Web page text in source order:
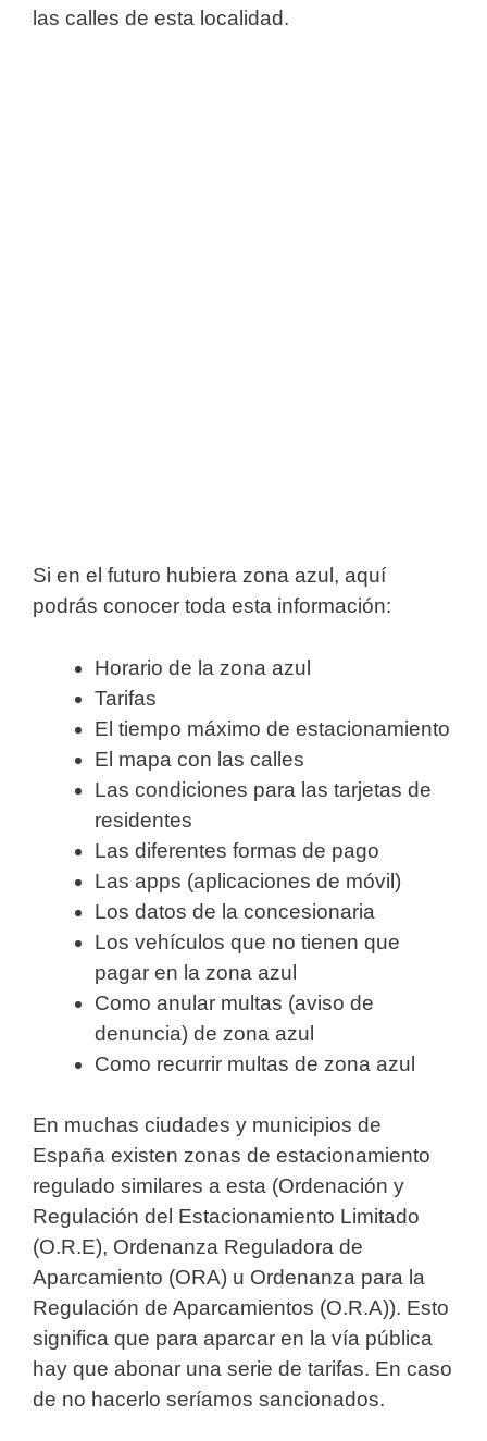
las calles de esta localidad.
Si en el futuro hubiera zona azul, aquí
podrás conocer toda esta información:
Horario de la zona azul
Tarifas
El tiempo máximo de estacionamiento
El mapa con las calles
Las condiciones para las tarjetas de
residentes
Las diferentes formas de pago
Las apps (aplicaciones de móvil)
Los datos de la concesionaria
Los vehículos que no tienen que
pagar en la zona azul
Como anular multas (aviso de
denuncia) de zona azul
Como recurrir multas de zona azul
En muchas ciudades y municipios de
España existen zonas de estacionamiento
regulado similares a esta (Ordenación y
Regulación del Estacionamiento Limitado
(O.R.E), Ordenanza Reguladora de
Aparcamiento (ORA) u Ordenanza para la
Regulación de Aparcamientos (O.R.A)). Esto
significa que para aparcar en la vía pública
hay que abonar una serie de tarifas. En caso
de no hacerlo seríamos sancionados.